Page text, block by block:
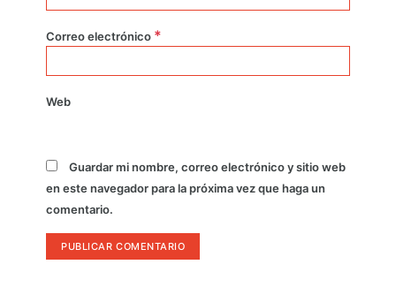
Correo electrónico *
Web
Guardar mi nombre, correo electrónico y sitio web
en este navegador para la próxima vez que haga un
comentario.